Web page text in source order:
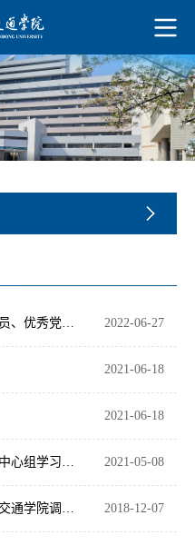
2022-06-27
2021-06-18
2021-06-18
2021-05-08
2018-12-07